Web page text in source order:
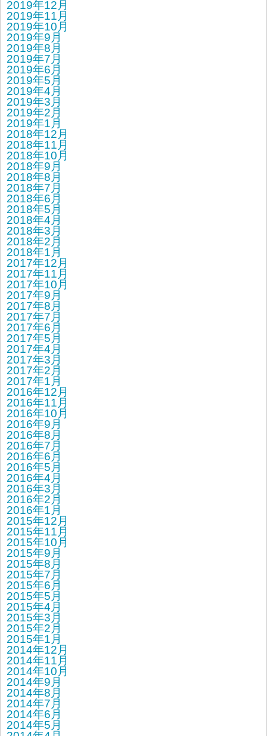
2019年12月
2019年11月
2019年10月
2019年9月
2019年8月
2019年7月
2019年6月
2019年5月
2019年4月
2019年3月
2019年2月
2019年1月
2018年12月
2018年11月
2018年10月
2018年9月
2018年8月
2018年7月
2018年6月
2018年5月
2018年4月
2018年3月
2018年2月
2018年1月
2017年12月
2017年11月
2017年10月
2017年9月
2017年8月
2017年7月
2017年6月
2017年5月
2017年4月
2017年3月
2017年2月
2017年1月
2016年12月
2016年11月
2016年10月
2016年9月
2016年8月
2016年7月
2016年6月
2016年5月
2016年4月
2016年3月
2016年2月
2016年1月
2015年12月
2015年11月
2015年10月
2015年9月
2015年8月
2015年7月
2015年6月
2015年5月
2015年4月
2015年3月
2015年2月
2015年1月
2014年12月
2014年11月
2014年10月
2014年9月
2014年8月
2014年7月
2014年6月
2014年5月